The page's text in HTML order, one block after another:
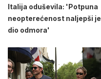
Italija oduševila: 'Potpuna
neopterećenost naljepši je
dio odmora'